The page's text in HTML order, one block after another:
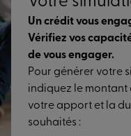
Un crédit vous
Vérifiez vos
de vous engager.
Pour générer votre
indiquez le
votre apport et la
souhaités :